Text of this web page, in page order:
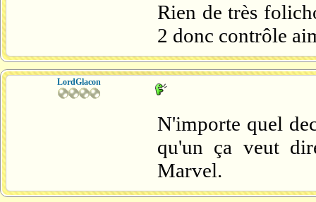
Rien de très
2 donc contrôle
LordGlacon
N'importe quel
qu'un ça veut
Marvel.